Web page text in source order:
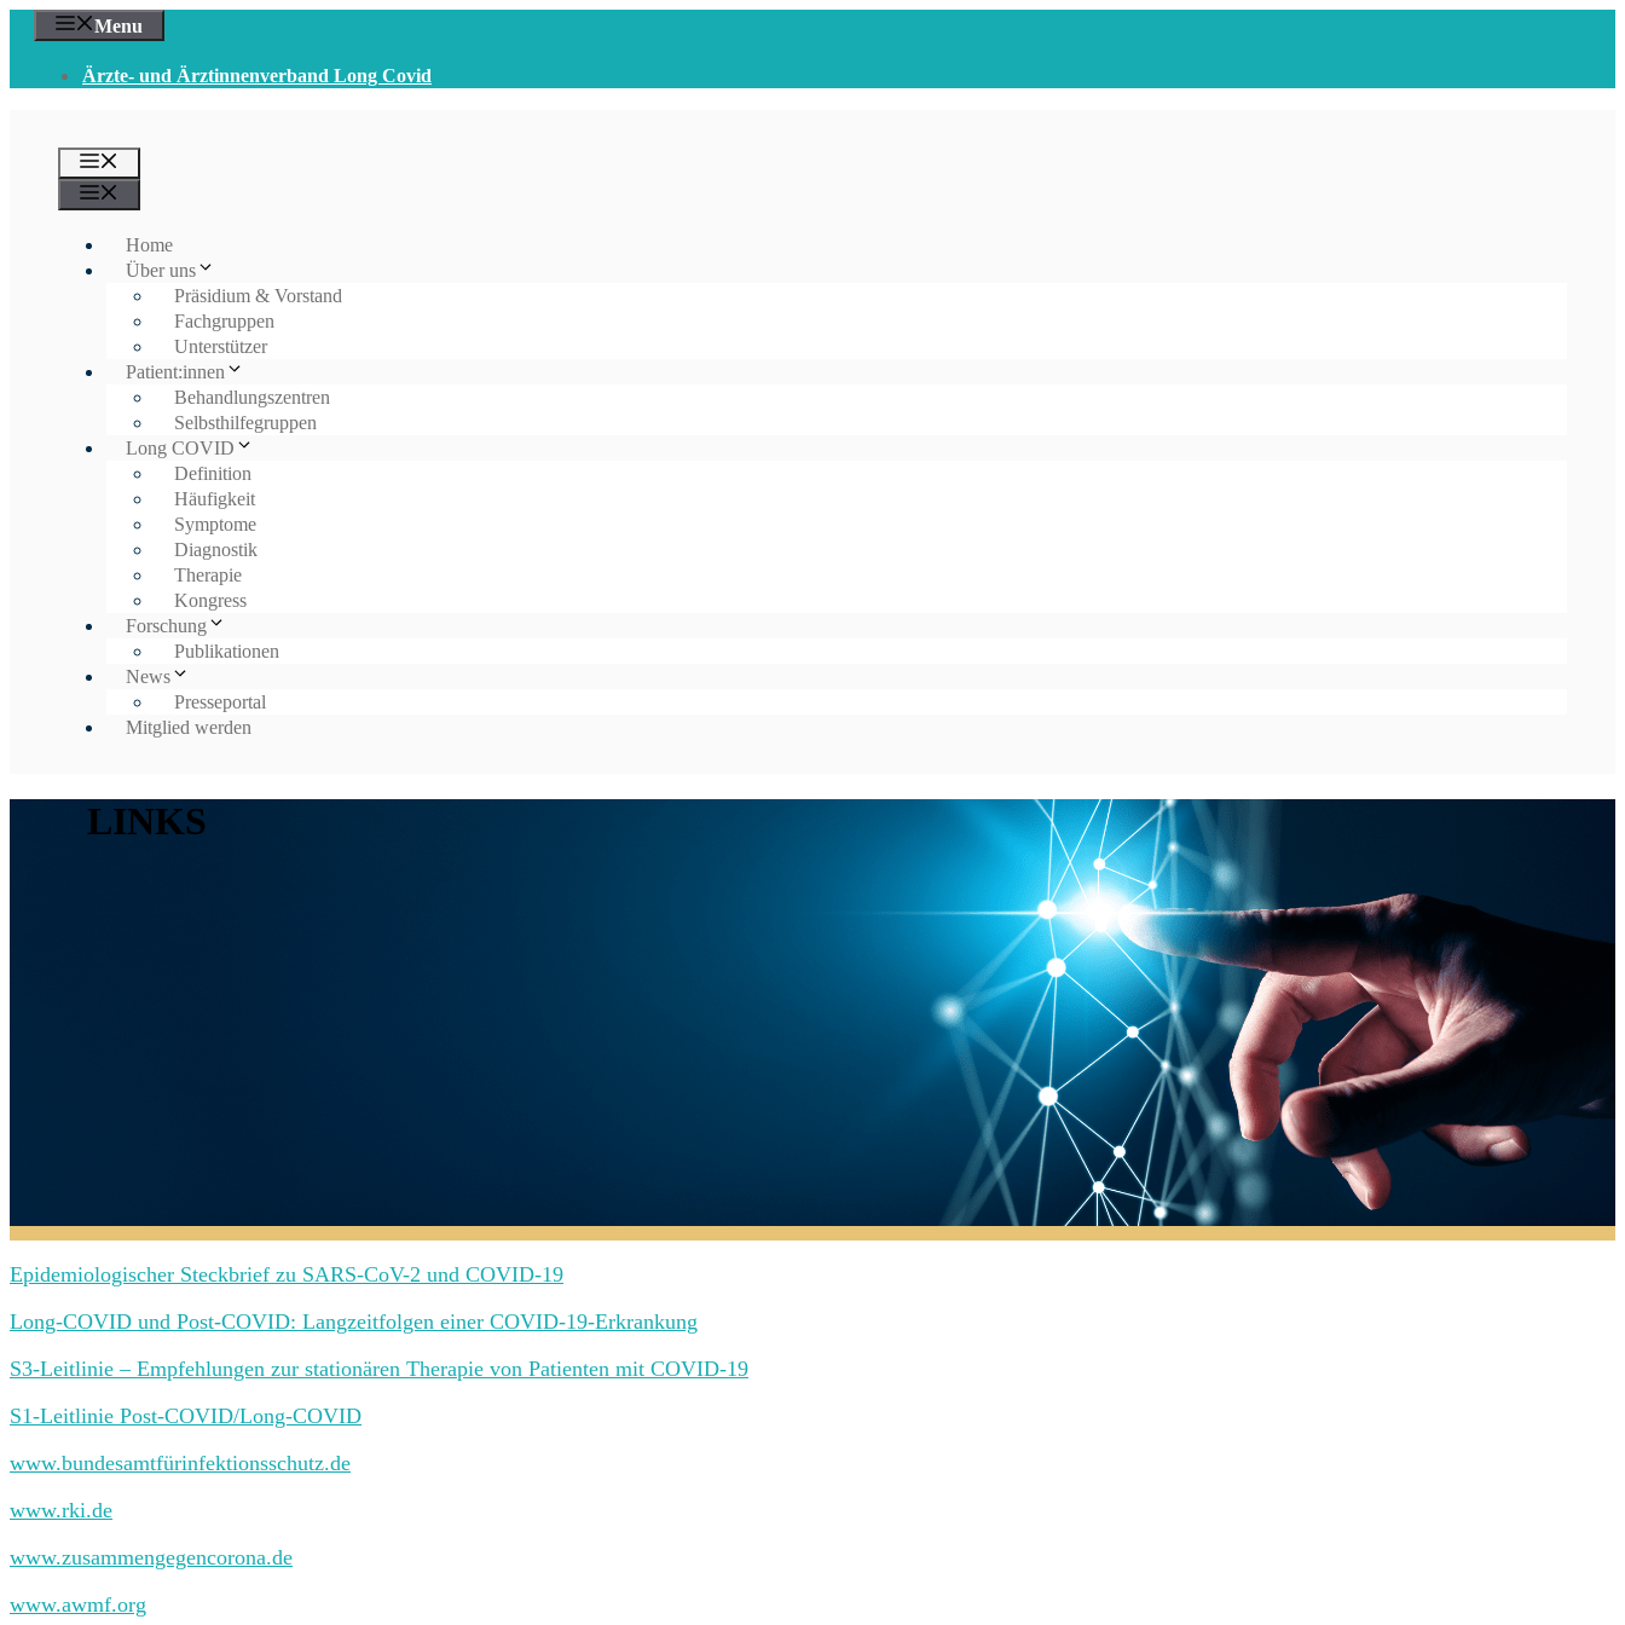
Inhalt
springen
Menu
Ärzte- und Ärztinnenverband Long Covid
Home
Über uns
Präsidium & Vorstand
Fachgruppen
Unterstützer
Patient:innen
Behandlungszentren
Selbsthilfegruppen
Long COVID
Definition
Häufigkeit
Symptome
Diagnostik
Therapie
Kongress
Forschung
Publikationen
News
Presseportal
Mitglied werden
LINKS
Epidemiologischer Steckbrief zu SARS-CoV-2 und COVID-19
Long-COVID und Post-COVID: Langzeitfolgen einer COVID-19-Erkrankung
S3-Leitlinie – Empfehlungen zur stationären Therapie von Patienten mit COVID-19
S1-Leitlinie Post-COVID/Long-COVID
www.bundesamtfürinfektionsschutz.de
www.rki.de
www.zusammengegencorona.de
www.awmf.org